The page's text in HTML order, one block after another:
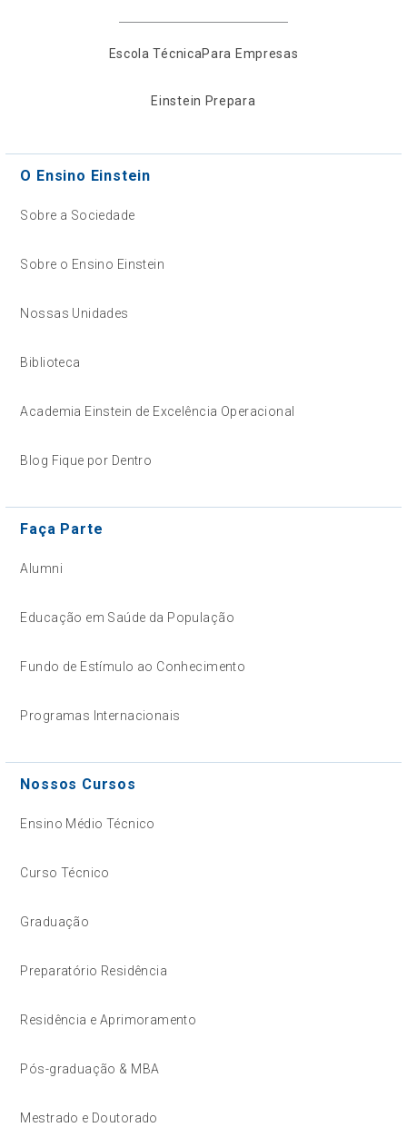
Escola TécnicaPara Empresas
Einstein Prepara
O Ensino Einstein
Sobre a Sociedade
Sobre o Ensino Einstein
Nossas Unidades
Biblioteca
Academia Einstein de Excelência Operacional
Blog Fique por Dentro
Faça Parte
Alumni
Educação em Saúde da População
Fundo de Estímulo ao Conhecimento
Programas Internacionais
Nossos Cursos
Ensino Médio Técnico
Curso Técnico
Graduação
Preparatório Residência
Residência e Aprimoramento
Pós-graduação & MBA
Mestrado e Doutorado